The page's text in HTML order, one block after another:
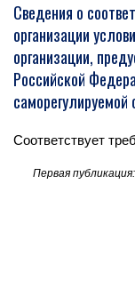
Сведения о
организации
организации,
Российской
саморегулируемой
Соответствует
Первая